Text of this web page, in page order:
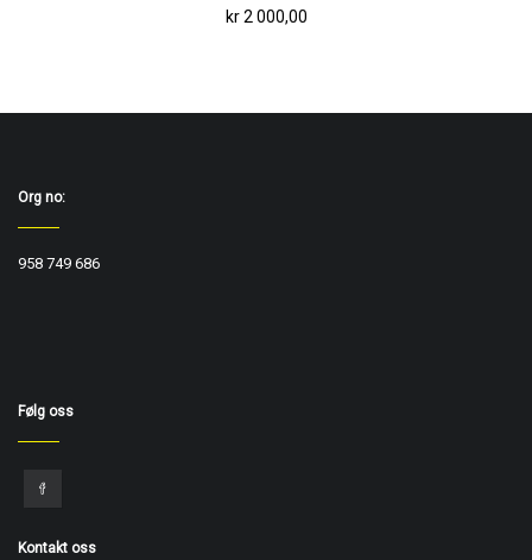
kr 2 000,00
Org no:
958 749 686
Følg oss
Kontakt oss